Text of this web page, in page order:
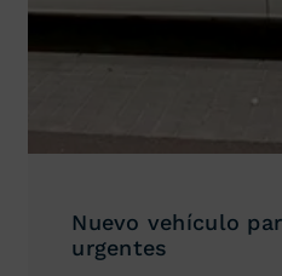
Nuevo vehículo
urgentes